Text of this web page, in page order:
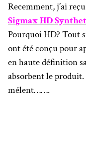
Recemment, j’ai
Sigmax HD
Pourquoi HD? Tout
ont été conçu pour
en haute définition
absorbent le produit.
mélent…….